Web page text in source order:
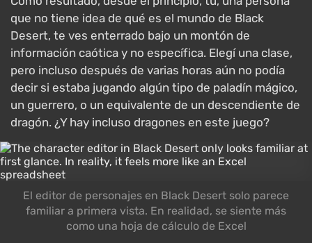
que no tiene idea de qué es el mundo de Black
Desert, te ves enterrado bajo un montón de
información caótica y no específica. Elegí una clase,
pero incluso después de varias horas aún no podía
decir si estaba jugando algún tipo de paladín mágico,
un guerrero, o un equivalente de un descendiente de
dragón. ¿Y hay incluso dragones en este juego?
El editor de personajes en Black Desert solo parece
familiar a primera vista. En realidad, se siente más
como una hoja de cálculo de Excel